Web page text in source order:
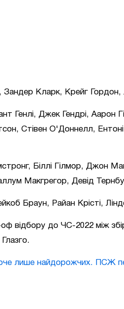
Кларк, Крейг Гордон,
Генлі, Джек Гендрі, Аарон
Стівен О'Доннелл,
Біллі Гілмор, Джон
Макгрегор, Девід
Браун, Райан Крісті,
відбору до ЧС-2022 між
лише найдорожчих. ПСЖ